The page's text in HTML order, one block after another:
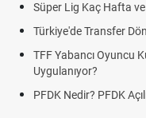
Oynanır?
ve Bitiyor?
Sezonda Nasıl
Karar Süreci